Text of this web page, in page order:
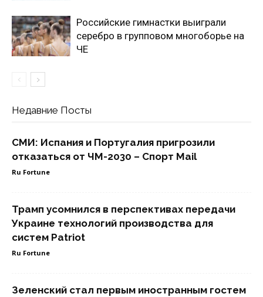
Российские гимнастки выиграли
серебро в групповом многоборье на
ЧЕ
Недавние Посты
СМИ: Испания и Португалия пригрозили
отказаться от ЧМ-2030 – Спорт Mail
Ru Fortune
Трамп усомнился в перспективах передачи
Украине технологий производства для
систем Patriot
Ru Fortune
Зеленский стал первым иностранным гостем